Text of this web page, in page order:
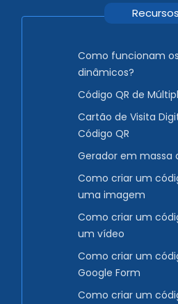
Recursos
Como funcionam
dinâmicos?
Código QR de
Cartão de Visita
Código QR
Gerador em massa
Como criar um
uma imagem
Como criar um
um vídeo
Como criar um
Google Form
Como criar um